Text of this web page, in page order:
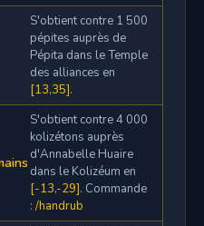
S'obtient contre 1 500
pépites auprès de
Pépita dans le Temple
des alliances en
[13,35].
S'obtient contre 4 000
kolizétons auprès
d'Annabelle Huaire
dans le Kolizéum en
[-13,-29]. Commande
: /handrub